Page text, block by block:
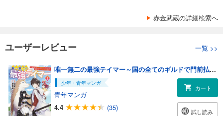
赤金武蔵の詳細検索へ
ユーザーレビュー 一覧 >>
唯一無二の最強テイマー～国の全てのギルドで門前払いされたから、他国に行ってスローライフします～(ノヴァコミックス)1
少年・青年マンガ
青年マンガ
4.4
(35)
カート
試し読み